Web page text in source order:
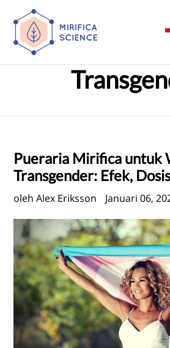
konten
Pueraria Mirifica untuk
Transgender: Efek,
oleh Alex Eriksson Januari 06,